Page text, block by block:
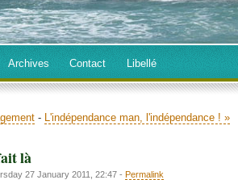
Archives Contact Libellé
- L'indépendance man, l'indépendance ! »
là
27 January 2011, 22:47 - Permalink